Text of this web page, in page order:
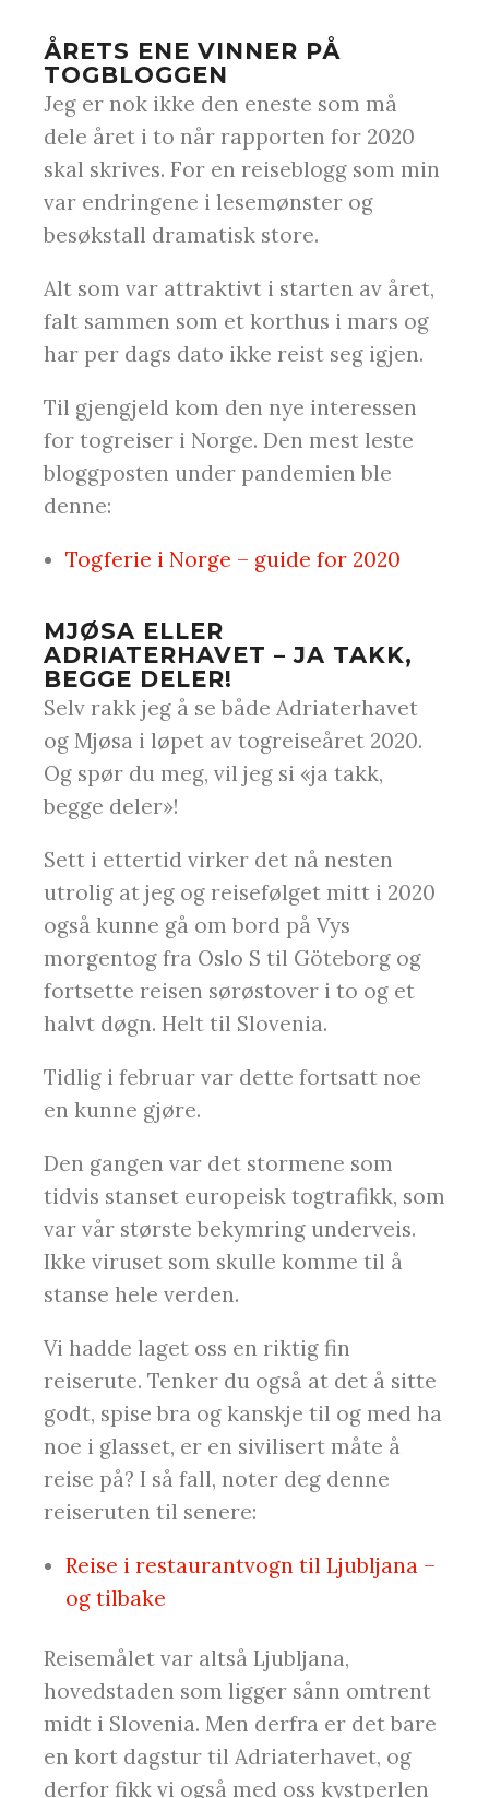
ÅRETS ENE VINNER PÅ
TOGBLOGGEN
Jeg er nok ikke den eneste som må
dele året i to når rapporten for 2020
skal skrives. For en reiseblogg som min
var endringene i lesemønster og
besøkstall dramatisk store.
Alt som var attraktivt i starten av året,
falt sammen som et korthus i mars og
har per dags dato ikke reist seg igjen.
Til gjengjeld kom den nye interessen
for togreiser i Norge. Den mest leste
bloggposten under pandemien ble
denne:
Togferie i Norge – guide for 2020
MJØSA ELLER
ADRIATERHAVET – JA TAKK,
BEGGE DELER!
Selv rakk jeg å se både Adriaterhavet
og Mjøsa i løpet av togreiseåret 2020.
Og spør du meg, vil jeg si «ja takk,
begge deler»!
Sett i ettertid virker det nå nesten
utrolig at jeg og reisefølget mitt i 2020
også kunne gå om bord på Vys
morgentog fra Oslo S til Göteborg og
fortsette reisen sørøstover i to og et
halvt døgn. Helt til Slovenia.
Tidlig i februar var dette fortsatt noe
en kunne gjøre.
Den gangen var det stormene som
tidvis stanset europeisk togtrafikk, som
var vår største bekymring underveis.
Ikke viruset som skulle komme til å
stanse hele verden.
Vi hadde laget oss en riktig fin
reiserute. Tenker du også at det å sitte
godt, spise bra og kanskje til og med ha
noe i glasset, er en sivilisert måte å
reise på? I så fall, noter deg denne
reiseruten til senere:
Reise i restaurantvogn til Ljubljana –
og tilbake
Reisemålet var altså Ljubljana,
hovedstaden som ligger sånn omtrent
midt i Slovenia. Men derfra er det bare
en kort dagstur til Adriaterhavet, og
derfor fikk vi også med oss kystperlen